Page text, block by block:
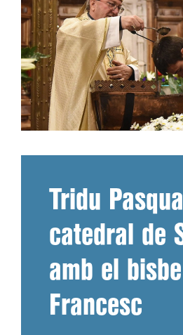
Tridu
catedral de
amb el bisbe
Francesc